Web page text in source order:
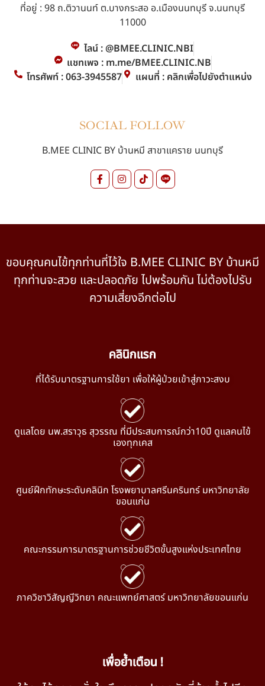
ที่อยู่ : 98 ถ.ติวานนท์ ต.บางกระสอ อ.เมืองนนทบุรี จ.นนทบุรี
11000
ไลน์ : @BMEE.CLINIC.NBI
แชทเพจ : m.me/BMEE.CLINIC.NB
โทรศัพท์ : 063-3945587
แผนที่ : คลิกเพื่อไปยังตำแหน่ง
SOCIAL FOLLOW
B.MEE CLINIC BY บ้านหมี สาขาแคราย นนทบุรี
ขอบคุณคนไข้ทุกท่านที่ไว้ใจ B.MEE CLINIC BY บ้านหมี
ทุกท่านจะสวย และปลอดภัย ไปพร้อมกัน ไม่ต้องไปรับ
ความเสี่ยงอีกต่อไป
คลินิกแรก
ที่ได้รับมาตรฐานการใช้ยา เพื่อให้ผู้ป่วยเข้าสู่ภาวะสงบ
ดูแลโดย นพ.สราวุธ สุวรรณ ที่มีประสบการณ์กว่า10ปี ดูแลคนไข้
เองทุกเคส
ศูนย์ฝึกทักษะระดับคลินิก โรงพยาบาลศรีนครินทร์ มหาวิทยาลัย
ขอนแก่น
คณะกรรมการมาตรฐานการช่วยชีวิตขั้นสูงแห่งประเทศไทย
ภาควิชาวิสัญญีวิทยา คณะแพทย์ศาสตร์ มหาวิทยาลัยขอนแก่น
เพื่อย้ำเตือน !